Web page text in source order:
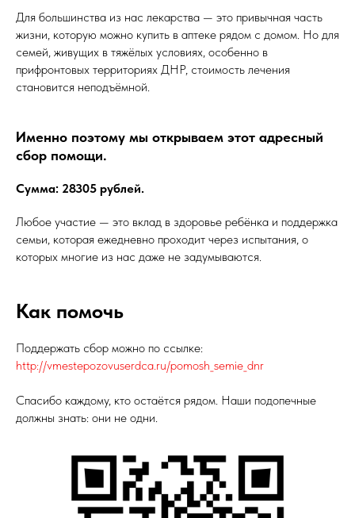
Для большинства из нас лекарства — это привычная часть
жизни, которую можно купить в аптеке рядом с домом. Но для
семей, живущих в тяжёлых условиях, особенно в
прифронтовых территориях ДНР, стоимость лечения
становится неподъёмной.
Именно поэтому мы открываем этот адресный
сбор помощи.
Сумма: 28305 рублей.
Любое участие — это вклад в здоровье ребёнка и поддержка
семьи, которая ежедневно проходит через испытания, о
которых многие из нас даже не задумываются.
Как помочь
Поддержать сбор можно по ссылке:
http://vmestepozovuserdca.ru/pomosh_semie_dnr
Спасибо каждому, кто остаётся рядом. Наши подопечные
должны знать: они не одни.